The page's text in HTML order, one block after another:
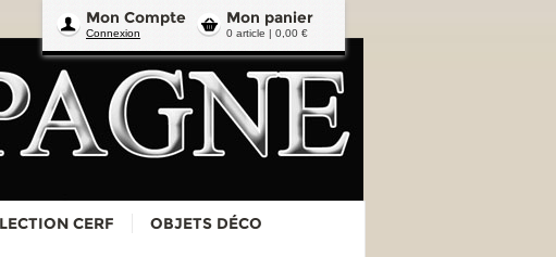
Mon panier
0 article | 0,00 €
Mon Compte
Connexion
CERF OBJETS DÉCO